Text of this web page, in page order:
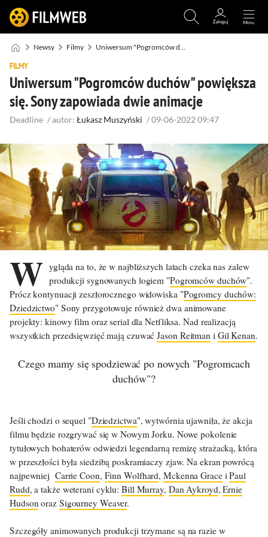
Newsy Filmy Uniwersum "Pogromców duchów" powiększa się. Sony zapowiada dwie animacje
FILMY
Uniwersum "Pogromców duchów" powiększa
się. Sony zapowiada dwie animacje
Deadline /autor: Łukasz Muszyński /09-06-2022 09:47
W ygląda na to, że w najbliższych latach czeka nas zalew
produkcji sygnowanych logiem "Pogromców duchów".
Prócz kontynuacji zeszłorocznego widowiska "Pogromcy duchów:
Dziedzictwo" Sony przygotowuje również dwa animowane
projekty: kinowy film oraz serial dla Netfliksa. Nad realizacją
wszystkich przedsięwzięć mają czuwaćJason Reitman i Gil Kenan.
Czego mamy się spodziewać po nowych "Pogromcach
duchów"?
Jeśli chodzi o sequel "Dziedzictwa", wytwórnia ujawniła, że akcja
filmu będzie rozgrywać się w Nowym Jorku. Nowe pokolenie
tytułowych bohaterów odwiedzi legendarną remizę strażacką, która
w przeszłości była siedzibą poskramiaczy zjaw. Na ekran powrócą
najpewniej Carrie Coon, Finn Wolfhard,Mckenna GraceiPaul
Rudd, a także weterani cyklu:Bill Murray, Dan Aykroyd,Ernie
Hudson oraz Sigourney Weaver.
Szczegóły animowanych produkcji trzymane są na razie w